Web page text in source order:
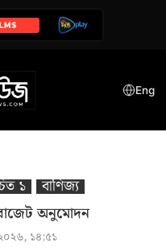
Eng
১
বাণিজ্য
অনুমোদন
১৪:৫১